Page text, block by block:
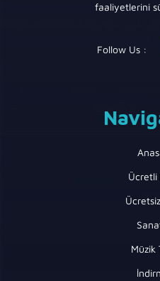
faaliyetlerini
Follow Us :
Ücretli
Müzik